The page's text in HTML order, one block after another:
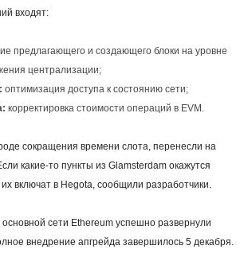
входят:
предлагающего и создающего блоки на уровне
централизации;
оптимизация доступа к состоянию сети;
корректировка стоимости операций в EVM.
сокращения времени слота, перенесли на
какие-то пункты из Glamsterdam окажутся
включат в Hegota, сообщили разработчики.
сети Ethereum успешно развернули
внедрение апгрейда завершилось 5 декабря.